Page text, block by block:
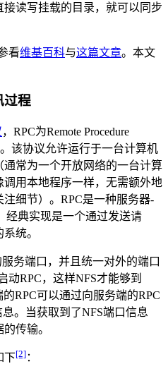
读写挂载的目录，就可以同步
看维基百科与这篇文章。本文
过程
，RPC为Remote Procedure
该协议允许运行于一台计算机
常为一个开放网络的一台计算
用本地程序一样，无需额外地
细节）。RPC是一种服务器-
经典实现是一个通过发送请
统。
务端口，并且统一对外的端口
动RPC，这样NFS才能够到
RPC可以通过向服务端的RPC
。当获取到了NFS端口信息
传输。
下[2] ：